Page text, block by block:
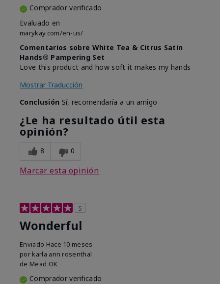
Comprador verificado
Evaluado en
marykay.com/en-us/
Comentarios sobre White Tea & Citrus Satin
Hands® Pampering Set
Love this product and how soft it makes my hands
Mostrar Traducción
Conclusión Sí, recomendaría a un amigo
¿Le ha resultado útil esta
opinión?
8 0
Marcar esta opinión
5
Wonderful
Enviado Hace 10 meses
por karla ann rosenthal
de Mead OK
Comprador verificado